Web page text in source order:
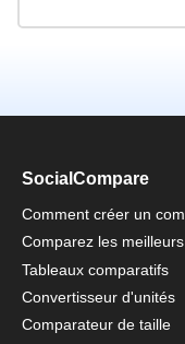
SocialCompare
Comment créer un
Comparez les
Tableaux comparatifs
Convertisseur d'unités
Comparateur de taille